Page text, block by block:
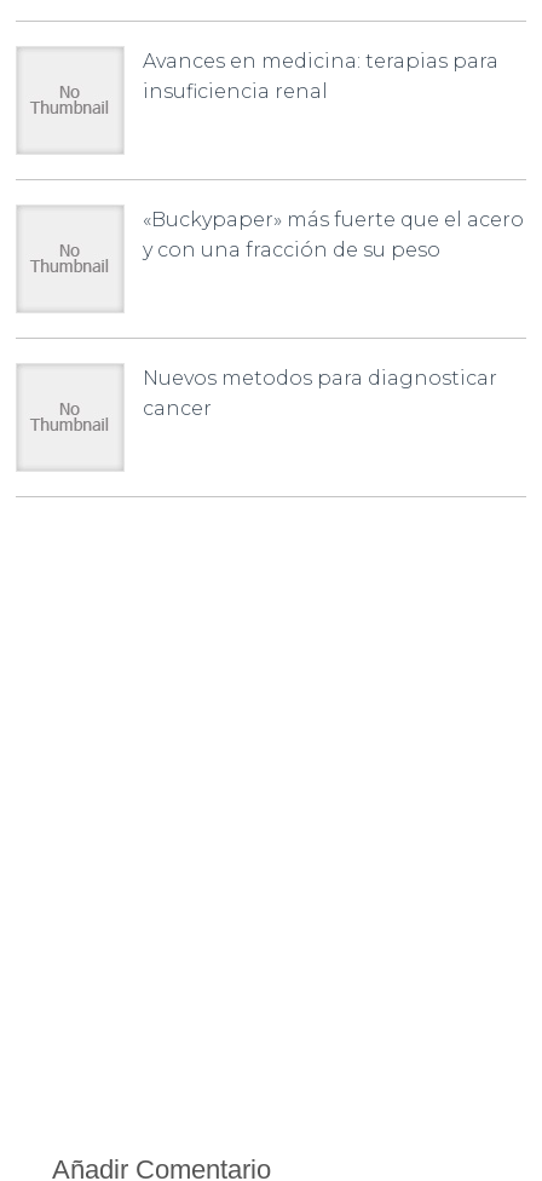
Avances en medicina: terapias para
insuficiencia renal
«Buckypaper» más fuerte que el acero
y con una fracción de su peso
Nuevos metodos para diagnosticar
cancer
Añadir Comentario